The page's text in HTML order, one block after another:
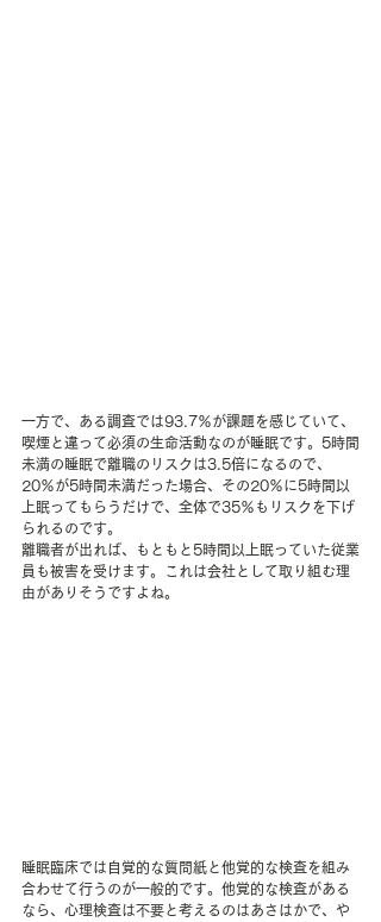
一方で、ある調査では93.7％が課題を感じていて、
喫煙と違って必須の生命活動なのが睡眠です。5時間
未満の睡眠で離職のリスクは3.5倍になるので、
20％が5時間未満だった場合、その20％に5時間以
上眠ってもらうだけで、全体で35％もリスクを下げ
られるのです。
離職者が出れば、もともと5時間以上眠っていた従業
員も被害を受けます。これは会社として取り組む理
由がありそうですよね。
睡眠臨床では自覚的な質問紙と他覚的な検査を組み
合わせて行うのが一般的です。他覚的な検査がある
なら、心理検査は不要と考えるのはあさはかで、や